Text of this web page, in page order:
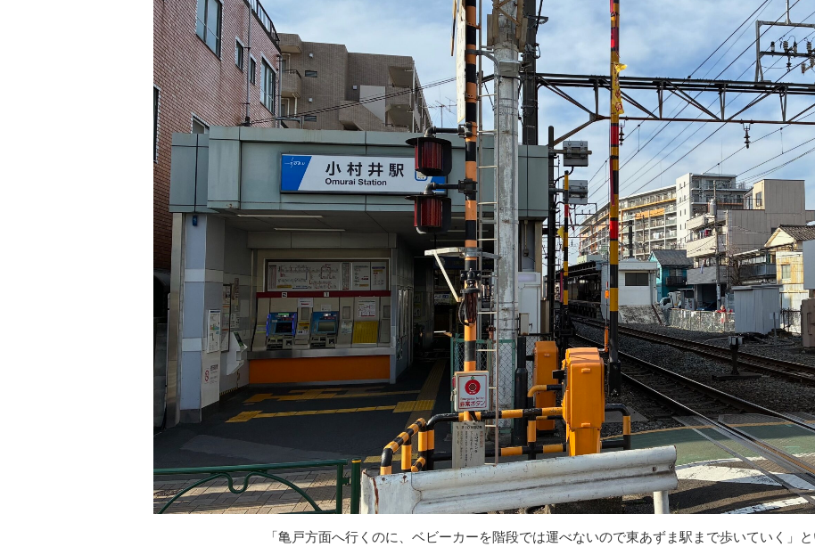
「亀戸方面へ行くのに、ベビーカーを階段では運べないので東あずま駅まで歩いていく」と